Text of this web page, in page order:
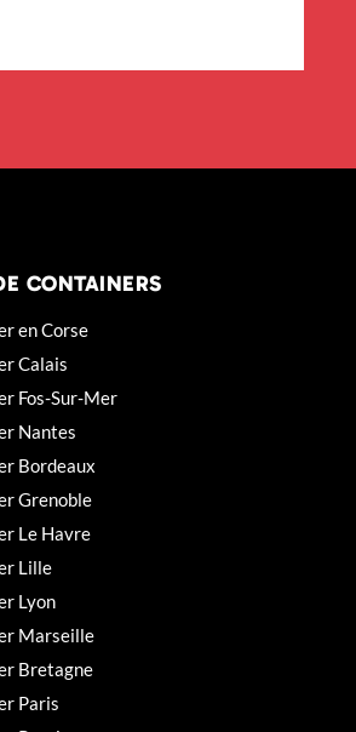
CONTAINERS
en Corse
Calais
Fos-Sur-Mer
Nantes
Bordeaux
Grenoble
Le Havre
Lille
Lyon
Marseille
Bretagne
Paris